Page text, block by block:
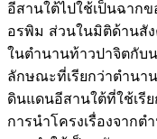
อีสานใต้ไปใช้เป็นฉาก
อรพิม ส่วนในมิติด้านสั
ในตำนานท้าวปาจิตกับ
ลักษณะที่เรียกว่าตำน
ดินแดนอีสานใต้ที่ใช้เ
การนำโครงเรื่องจาก